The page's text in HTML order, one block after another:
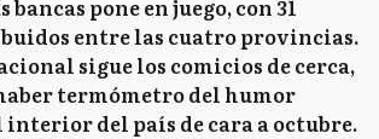
bancas pone en juego, con 31
entre las cuatro provincias.
sigue los comicios de cerca,
termómetro del humor
interior del país de cara a octubre.